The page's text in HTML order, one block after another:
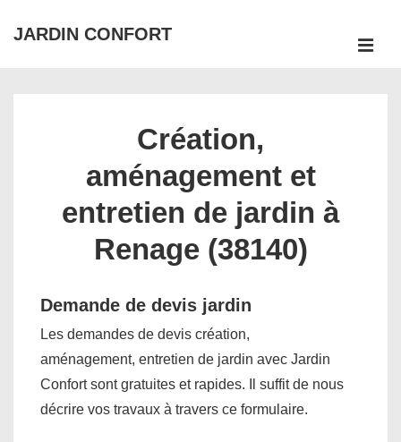
passer
JARDIN CONFORT
Création,
aménagement et
entretien de jardin à
Renage (38140)
Demande de devis jardin
Les demandes de devis création,
aménagement, entretien de jardin avec Jardin
Confort sont gratuites et rapides. Il suffit de nous
décrire vos travaux à travers ce formulaire.